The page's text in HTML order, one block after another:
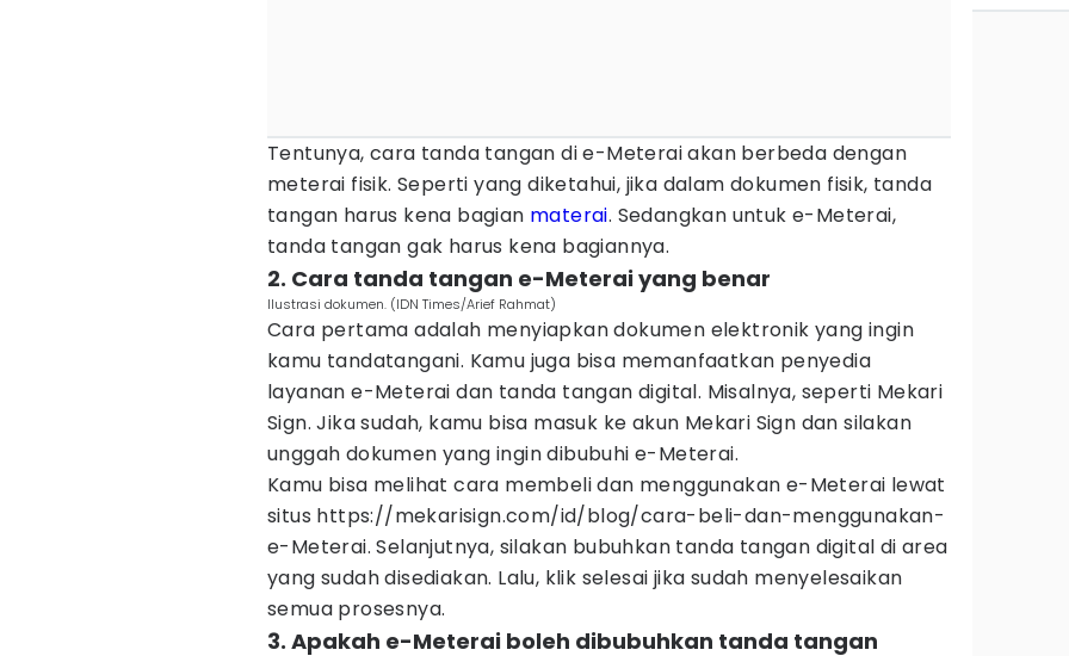
Tentunya, cara tanda tangan di e-Meterai akan berbeda dengan
meterai fisik. Seperti yang diketahui, jika dalam dokumen fisik, tanda
tangan harus kena bagian materai. Sedangkan untuk e-Meterai,
tanda tangan gak harus kena bagiannya.
2. Cara tanda tangan e-Meterai yang benar
Ilustrasi dokumen. (IDN Times/Arief Rahmat)
Cara pertama adalah menyiapkan dokumen elektronik yang ingin
kamu tandatangani. Kamu juga bisa memanfaatkan penyedia
layanan e-Meterai dan tanda tangan digital. Misalnya, seperti Mekari
Sign. Jika sudah, kamu bisa masuk ke akun Mekari Sign dan silakan
unggah dokumen yang ingin dibubuhi e-Meterai.
Kamu bisa melihat cara membeli dan menggunakan e-Meterai lewat
situs https://mekarisign.com/id/blog/cara-beli-dan-menggunakan-
e-Meterai. Selanjutnya, silakan bubuhkan tanda tangan digital di area
yang sudah disediakan. Lalu, klik selesai jika sudah menyelesaikan
semua prosesnya.
3. Apakah e-Meterai boleh dibubuhkan tanda tangan